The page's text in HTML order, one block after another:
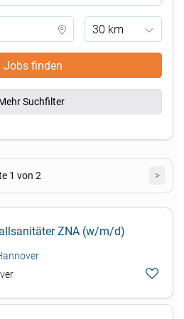
30 km
Jobs finden
Suchfilter
1 von 2 >
ZNA (w/m/d)